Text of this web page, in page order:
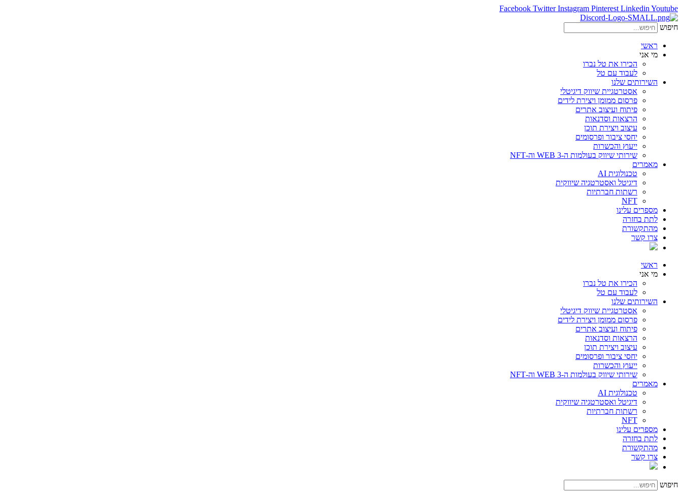
Facebook Twitter Instagram Pinterest Linkedin Youtube
חיפוש
ראשי
מי אני
הכירו את טל נברו
לעבוד עם טל
השירותים שלנו
אסטרטגיית שיווק דיגיטלי
פרסום ממומן ויצירת לידים
פיתוח ועיצוב אתרים
הרצאות וסדנאות
עיצוב ויצירת תוכן
יחסי ציבור ופרסומים
ייעוץ והכשרות
שירותי שיווק בעולמות ה-WEB 3 וה-NFT
מאמרים
טכנולוגית AI
דיגיטל ואסטרטגיה שיווקית
רשתות חברתיות
NFT
מספרים עלינו
לתת בחזרה
מהתקשורת
צרו קשר
ראשי
מי אני
הכירו את טל נברו
לעבוד עם טל
השירותים שלנו
אסטרטגיית שיווק דיגיטלי
פרסום ממומן ויצירת לידים
פיתוח ועיצוב אתרים
הרצאות וסדנאות
עיצוב ויצירת תוכן
יחסי ציבור ופרסומים
ייעוץ והכשרות
שירותי שיווק בעולמות ה-WEB 3 וה-NFT
מאמרים
טכנולוגית AI
דיגיטל ואסטרטגיה שיווקית
רשתות חברתיות
NFT
מספרים עלינו
לתת בחזרה
מהתקשורת
צרו קשר
חיפוש